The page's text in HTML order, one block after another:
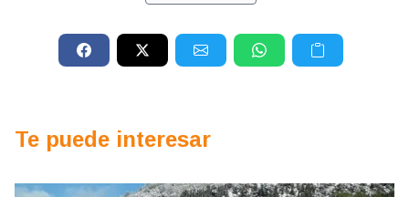
Te puede interesar